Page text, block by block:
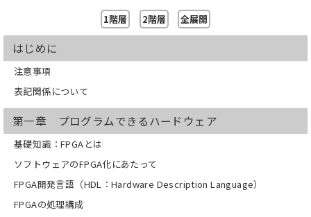
FPGAの開発フロー
第二章 開発環境の整備
開発環境（Linux環境）
起動とライセンスの設定
評価ボード
ZedBoard
（スタートアップ編）
プロジェクト
1階層 2階層 全展開
はじめに
注意事項
表記関係について
第一章 プログラムできるハードウェア
基礎知識：FPGAとは
ソフトウェアのFPGA化にあたって
FPGA開発言語（HDL：Hardware Description Language）
FPGAの処理構成